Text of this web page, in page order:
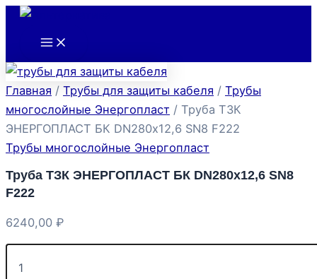
Перейти
содержимому
Main
Главная / Трубы для защиты кабеля / Трубы
многослойные Энергопласт / Труба ТЗК
ЭНЕРГОПЛАСТ БК DN280х12,6 SN8 F222
Трубы многослойные Энергопласт
Труба ТЗК ЭНЕРГОПЛАСТ БК DN280х12,6 SN8
F222
6240,00 ₽
Количество
товара
ЭНЕРГОПЛАСТ
БК
DN280х12,6
SN8
F222